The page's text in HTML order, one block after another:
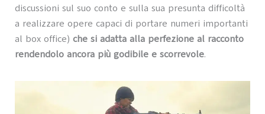
discussioni sul suo conto e sulla sua presunta difficoltà
a realizzare opere capaci di portare numeri importanti
al box office) che si adatta alla perfezione al racconto
rendendolo ancora più godibile e scorrevole.